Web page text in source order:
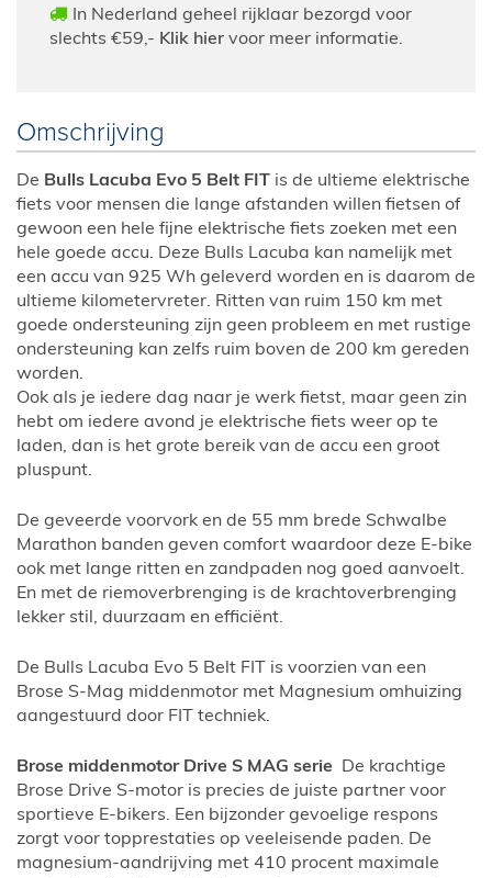
In Nederland geheel rijklaar bezorgd voor
slechts €59,- Klik hier voor meer informatie.
Omschrijving
De Bulls Lacuba Evo 5 Belt FIT is de ultieme elektrische
fiets voor mensen die lange afstanden willen fietsen of
gewoon een hele fijne elektrische fiets zoeken met een
hele goede accu. Deze Bulls Lacuba kan namelijk met
een accu van 925 Wh geleverd worden en is daarom de
ultieme kilometervreter. Ritten van ruim 150 km met
goede ondersteuning zijn geen probleem en met rustige
ondersteuning kan zelfs ruim boven de 200 km gereden
worden.
Ook als je iedere dag naar je werk fietst, maar geen zin
hebt om iedere avond je elektrische fiets weer op te
laden, dan is het grote bereik van de accu een groot
pluspunt.
De geveerde voorvork en de 55 mm brede Schwalbe
Marathon banden geven comfort waardoor deze E-bike
ook met lange ritten en zandpaden nog goed aanvoelt.
En met de riemoverbrenging is de krachtoverbrenging
lekker stil, duurzaam en efficiënt.
De Bulls Lacuba Evo 5 Belt FIT is voorzien van een
Brose S-Mag middenmotor met Magnesium omhuizing
aangestuurd door FIT techniek.
Brose middenmotor Drive S MAG serie De krachtige
Brose Drive S-motor is precies de juiste partner voor
sportieve E-bikers. Een bijzonder gevoelige respons
zorgt voor topprestaties op veeleisende paden. De
magnesium-aandrijving met 410 procent maximale